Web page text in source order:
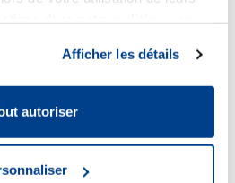
Afficher les détails
autoriser
DES
médicaments sous les formes ci-
ci-dessous :
/ personnel - oral
;